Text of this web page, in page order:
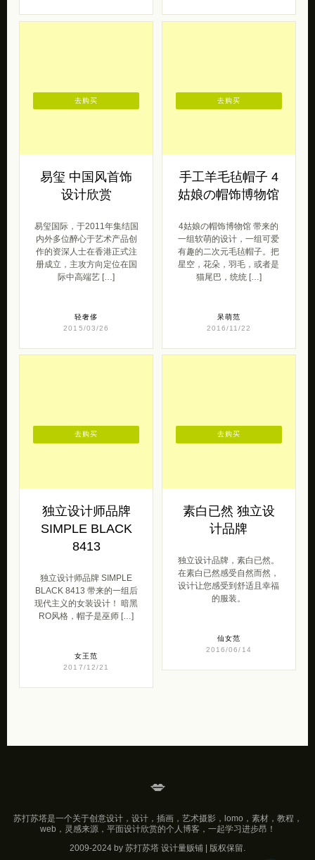
易玺 中国风首饰
设计欣赏
易玺国际，于2011年集结国
内外多位醉心于艺术产品创
作的资深人士在香港正式注
册成立，主攻方向定位在国
际中高端艺 […]
轻奢侈
2015/03/26
去购买
手工羊毛毡帽子 4
姑娘の帽饰博物馆
4姑娘の帽饰博物馆 带来的
一组软萌的设计，一组可爱
有趣的二次元毛毡帽子。把
星空，花朵，羽毛，或者是
猫尾巴，统统 […]
呆萌范
2016/11/22
去购买
独立设计师品牌
SIMPLE BLACK
8413
独立设计师品牌 SIMPLE
BLACK 8413 带来的一组后
现代主义的女装设计！ 暗黑
RO风格，帽子是巫师 […]
女王范
2017/12/21
去购买
素白已然 独立设
计品牌
独立设计品牌，素白已然。
在素白已然感受自然而然，
设计让您感受到舒适且幸福
的服装。
仙女范
2016/06/14
去购买
💋
苏打苏塔是一个关于创意设计，设计，插画，艺术摄影，lomo，素材，教程，
web，灵感来源，平面设计欣赏的个人博客，一起学习进步昂！
2009-2024 by 苏打苏塔 设计量贩铺 | 版权保留.